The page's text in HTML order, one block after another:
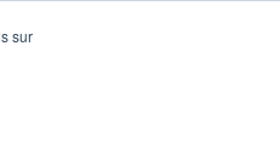
sur les ateliers